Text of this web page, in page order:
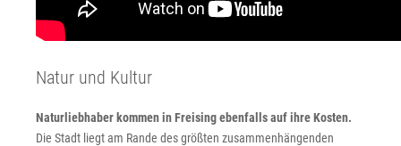
Natur und Kultur
Naturliebhaber kommen in Freising ebenfalls auf ihre Kosten.
Die Stadt liegt am Rande des größten zusammenhängenden